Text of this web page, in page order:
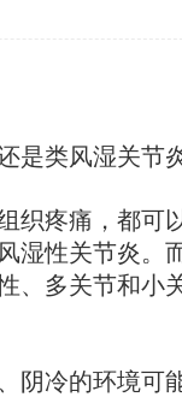
类风湿关节
织疼痛，都可
湿性关节炎。
、多关节和小
阴冷的环境可